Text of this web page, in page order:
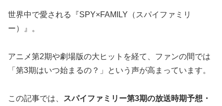
世界中で愛される『SPY×FAMILY（スパイファミリ
ー）』。
アニメ第2期や劇場版の大ヒットを経て、ファンの間では
「第3期はいつ始まるの？」という声が高まっています。
この記事では、
スパイファミリー第3期の放送時期予想・